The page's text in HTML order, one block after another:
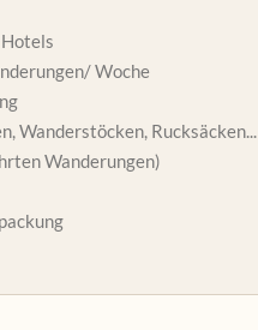
Woche
Wanderstöcken, Rucksäcken...
Wanderungen)